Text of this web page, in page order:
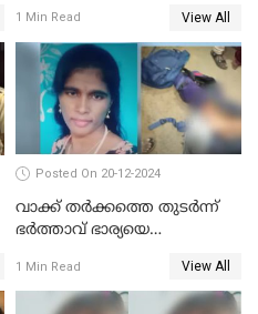
1 Min Read View All
Posted On 20-12-2024
വാക്ക് തര്‍ക്കത്തെ തുടര്‍ന്ന്
ഭര്‍ത്താവ് ഭാര്യയെ
1 Min Read View All